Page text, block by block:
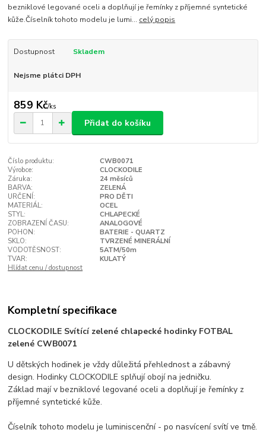
bezniklové legované oceli a doplňují je řemínky z příjemné syntetické
kůže.Číselník tohoto modelu je lumi... celý popis
Dostupnost Skladem
Nejsme plátci DPH
859 Kč/ks
Přidat do košíku
Číslo produktu:
CWB0071
Výrobce:
CLOCKODILE
Záruka:
24 měsíců
BARVA:
ZELENÁ
URČENÍ:
PRO DĚTI
MATERIÁL:
OCEL
STYL:
CHLAPECKÉ
ZOBRAZENÍ ČASU:
ANALOGOVÉ
POHON:
BATERIE - QUARTZ
SKLO:
TVRZENÉ MINERÁLNÍ
VODOTĚSNOST:
5ATM/50m
TVAR:
KULATÝ
Hlídat cenu / dostupnost
Kompletní specifikace
CLOCKODILE Svítící zelené chlapecké hodinky FOTBAL
zelené CWB0071
U dětských hodinek je vždy důležitá přehlednost a zábavný
design. Hodinky CLOCKODILE splňují obojí na jedničku.
Základ mají v bezniklové legované oceli a doplňují je řemínky z
příjemné syntetické kůže.
Číselník tohoto modelu je luminiscenční - po nasvícení svítí ve tmě.